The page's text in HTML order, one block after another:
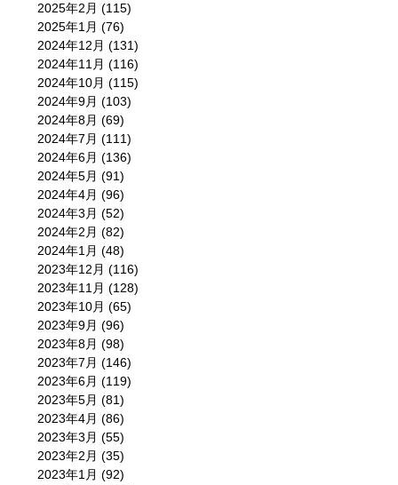
2025年2月 (115)
2025年1月 (76)
2024年12月 (131)
2024年11月 (116)
2024年10月 (115)
2024年9月 (103)
2024年8月 (69)
2024年7月 (111)
2024年6月 (136)
2024年5月 (91)
2024年4月 (96)
2024年3月 (52)
2024年2月 (82)
2024年1月 (48)
2023年12月 (116)
2023年11月 (128)
2023年10月 (65)
2023年9月 (96)
2023年8月 (98)
2023年7月 (146)
2023年6月 (119)
2023年5月 (81)
2023年4月 (86)
2023年3月 (55)
2023年2月 (35)
2023年1月 (92)